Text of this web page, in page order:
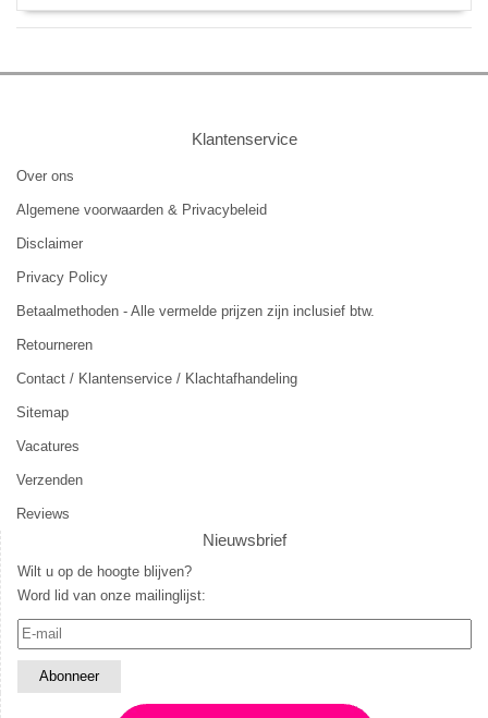
Klantenservice
Over ons
Algemene voorwaarden & Privacybeleid
Disclaimer
Privacy Policy
Betaalmethoden - Alle vermelde prijzen zijn inclusief btw.
Retourneren
Contact / Klantenservice / Klachtafhandeling
Sitemap
Vacatures
Verzenden
Reviews
Nieuwsbrief
Wilt u op de hoogte blijven?
Word lid van onze mailinglijst: